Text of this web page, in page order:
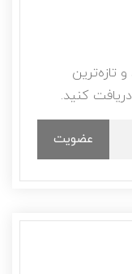
تازه‌ترین
کنید.
عضویت